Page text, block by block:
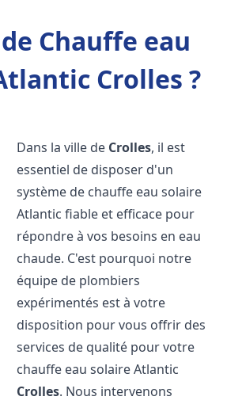
Chauffe eau
Crolles ?
Dans la ville de Crolles, il est
essentiel de disposer d'un
système de chauffe eau solaire
Atlantic fiable et efficace pour
répondre à vos besoins en eau
chaude. C'est pourquoi notre
équipe de plombiers
expérimentés est à votre
disposition pour vous offrir des
services de qualité pour votre
chauffe eau solaire Atlantic
Crolles. Nous intervenons